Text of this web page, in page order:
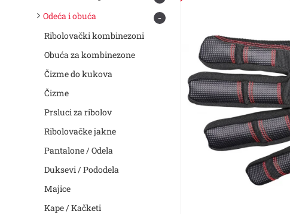
Odeća i obuća -
Ribolovački kombinezoni
Obuća za kombinezone
Čizme do kukova
Čizme
Prsluci za ribolov
Ribolovačke jakne
Pantalone / Odela
Duksevi / Pododela
Majice
Kape / Kačketi